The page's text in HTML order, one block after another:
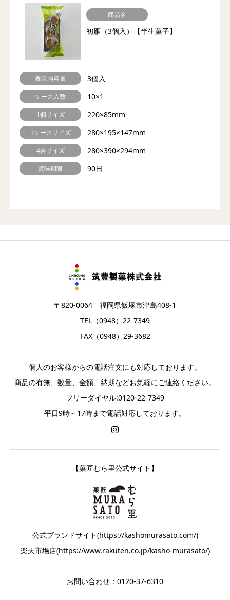
商品名
初雁（3個入）【半生菓子】
表示内容量 3個入
ケース入数 10×1
1個サイズ 220×85mm
1ケースサイズ 280×195×147mm
4合サイズ 280×390×294mm
賞味期限 90日
〒820-0064 福岡県飯塚市津島408-1
TEL（0948）22-7349
FAX（0948）29-3682
個人のお客様からの電話注文にも対応しております。
商品の有無、数量、金額、納期などお気軽にご連絡ください。
フリーダイヤル:0120-22-7349
平日9時～17時まで電話対応しております。
【菓匠むら里公式サイト】
公式ブランドサイト(https://kashomurasato.com/)
楽天市場店(https://www.rakuten.co.jp/kasho-murasato/)
お問い合わせ：0120-37-6310